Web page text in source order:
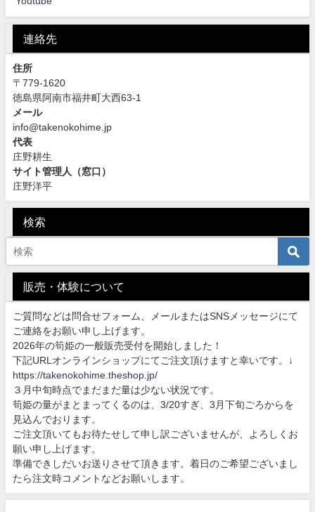
連絡先
住所
〒779-1620
徳島県阿南市福井町大西63-1
メール
info@takenokohime.jp
代表
庄野耕生
サイト管理人（窓口）
庄野洋平
検索
販売・体験について
ご質問などは問合せフォーム、メールまたはSNSメッセージにて
ご連絡をお願い申し上げます。
2026年の筍姫の一般販売受付を開始しました！
下記URLオンラインショップにてご注文頂けますと幸いです。↓
https://takenokohime.theshop.jp/
３月中旬時点でまだまだ量は少ない状況です。
筍姫の量がまとまってくるのは、3/20すぎ、3月下旬ごろからを
見込んでおります。
ご注文頂いてもお待たせして申し訳ございませんが、よろしくお
願い申し上げます。
準備できしだいお送りさせて頂きます。着日のご希望ございまし
たら注文時コメントなどお願いします。